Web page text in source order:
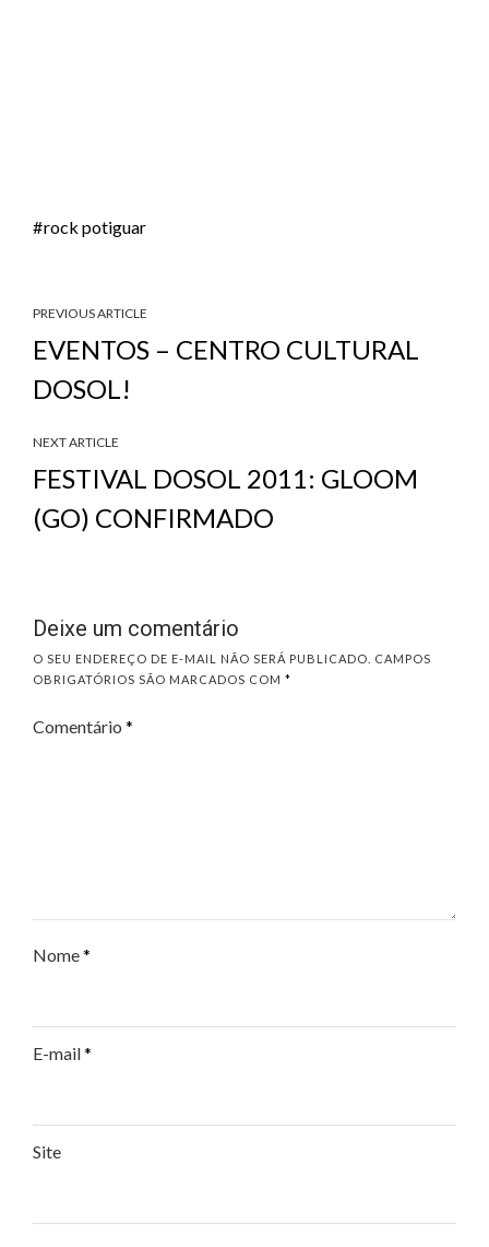
rock potiguar
PREVIOUS ARTICLE
EVENTOS – CENTRO CULTURAL
DOSOL!
NEXT ARTICLE
FESTIVAL DOSOL 2011: GLOOM
(GO) CONFIRMADO
Deixe um comentário
O SEU ENDEREÇO DE E-MAIL NÃO SERÁ PUBLICADO.
CAMPOS
OBRIGATÓRIOS SÃO MARCADOS COM *
Comentário *
Nome*
E-mail*
Site